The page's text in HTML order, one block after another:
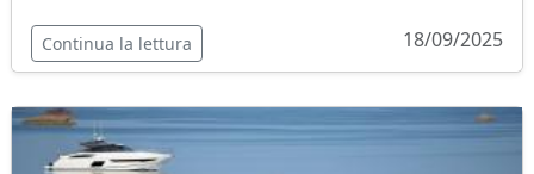
Continua la lettura 18/09/2025